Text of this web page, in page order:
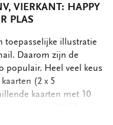
VIERKANT: HAPPY
PLAS
toepasselijke illustratie
Daarom zijn de
populair. Heel veel keus
(2 x 5
kaarten met 10
mapje staan de